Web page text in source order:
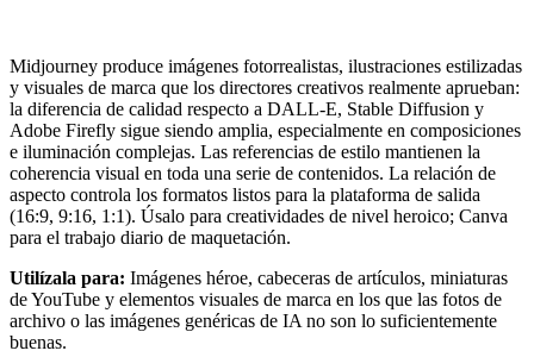
Midjourney produce imágenes fotorrealistas, ilustraciones estilizadas
y visuales de marca que los directores creativos realmente aprueban:
la diferencia de calidad respecto a DALL-E, Stable Diffusion y
Adobe Firefly sigue siendo amplia, especialmente en composiciones
e iluminación complejas. Las referencias de estilo mantienen la
coherencia visual en toda una serie de contenidos. La relación de
aspecto controla los formatos listos para la plataforma de salida
(16:9, 9:16, 1:1). Úsalo para creatividades de nivel heroico; Canva
para el trabajo diario de maquetación.
Utilízala para: Imágenes héroe, cabeceras de artículos, miniaturas
de YouTube y elementos visuales de marca en los que las fotos de
archivo o las imágenes genéricas de IA no son lo suficientemente
buenas.